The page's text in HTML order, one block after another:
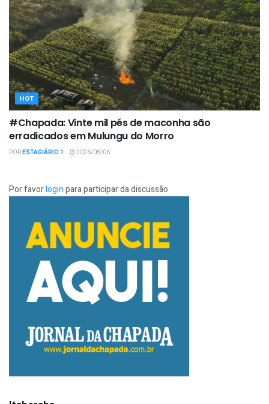
HOT
#Chapada: Vinte mil pés de maconha são
erradicados em Mulungu do Morro
PORESTAGIÁRIO 1 2026/08/06
Por favorloginpara participar da discussão